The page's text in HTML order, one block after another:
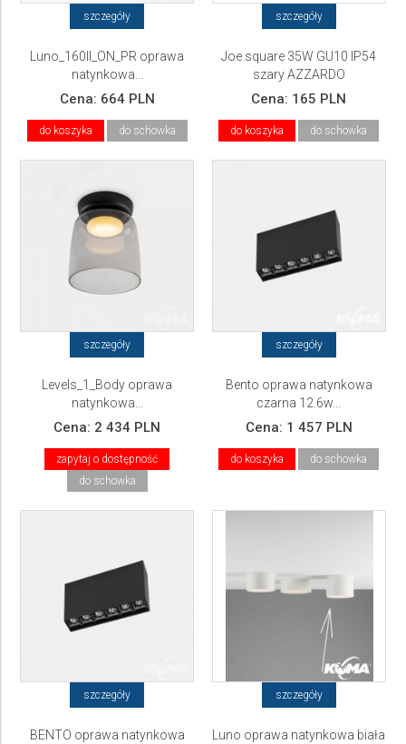
szczegóły
Luno_160II_ON_PR oprawa
natynkowa...
Cena: 664 PLN
do koszyka do schowka
szczegóły
Joe square 35W GU10 IP54
szary AZZARDO
Cena: 165 PLN
do koszyka do schowka
szczegóły
Levels_1_Body oprawa
natynkowa...
Cena: 2 434 PLN
zapytaj o dostępność
do schowka
szczegóły
Bento oprawa natynkowa
czarna 12.6w...
Cena: 1 457 PLN
do koszyka do schowka
szczegóły
BENTO oprawa natynkowa
szczegóły
Luno oprawa natynkowa biała